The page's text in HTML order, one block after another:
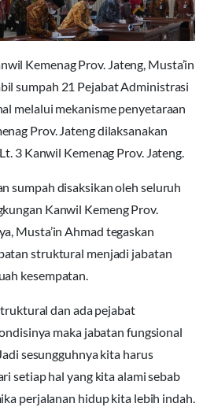
Kemenag Prov. Jateng, Musta’in
sumpah 21 Pejabat Administrasi
melalui mekanisme penyetaraan
Prov. Jateng dilaksanakan
3 Kanwil Kemenag Prov. Jateng.
sumpah disaksikan oleh seluruh
Kanwil Kemeng Prov.
Musta’in Ahmad tegaskan
struktural menjadi jabatan
kesempatan.
dan ada pejabat
maka jabatan fungsional
sesungguhnya kita harus
setiap hal yang kita alami sebab
perjalanan hidup kita lebih indah.